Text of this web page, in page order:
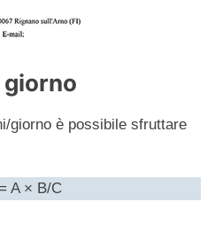
giorno è possibile sfruttare
A × B/C